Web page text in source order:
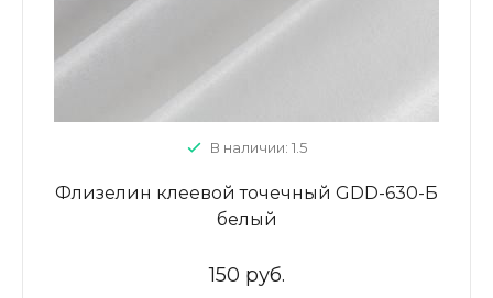
В наличии: 1.5
Флизелин клеевой точечный GDD-630-Б
белый
150 руб.